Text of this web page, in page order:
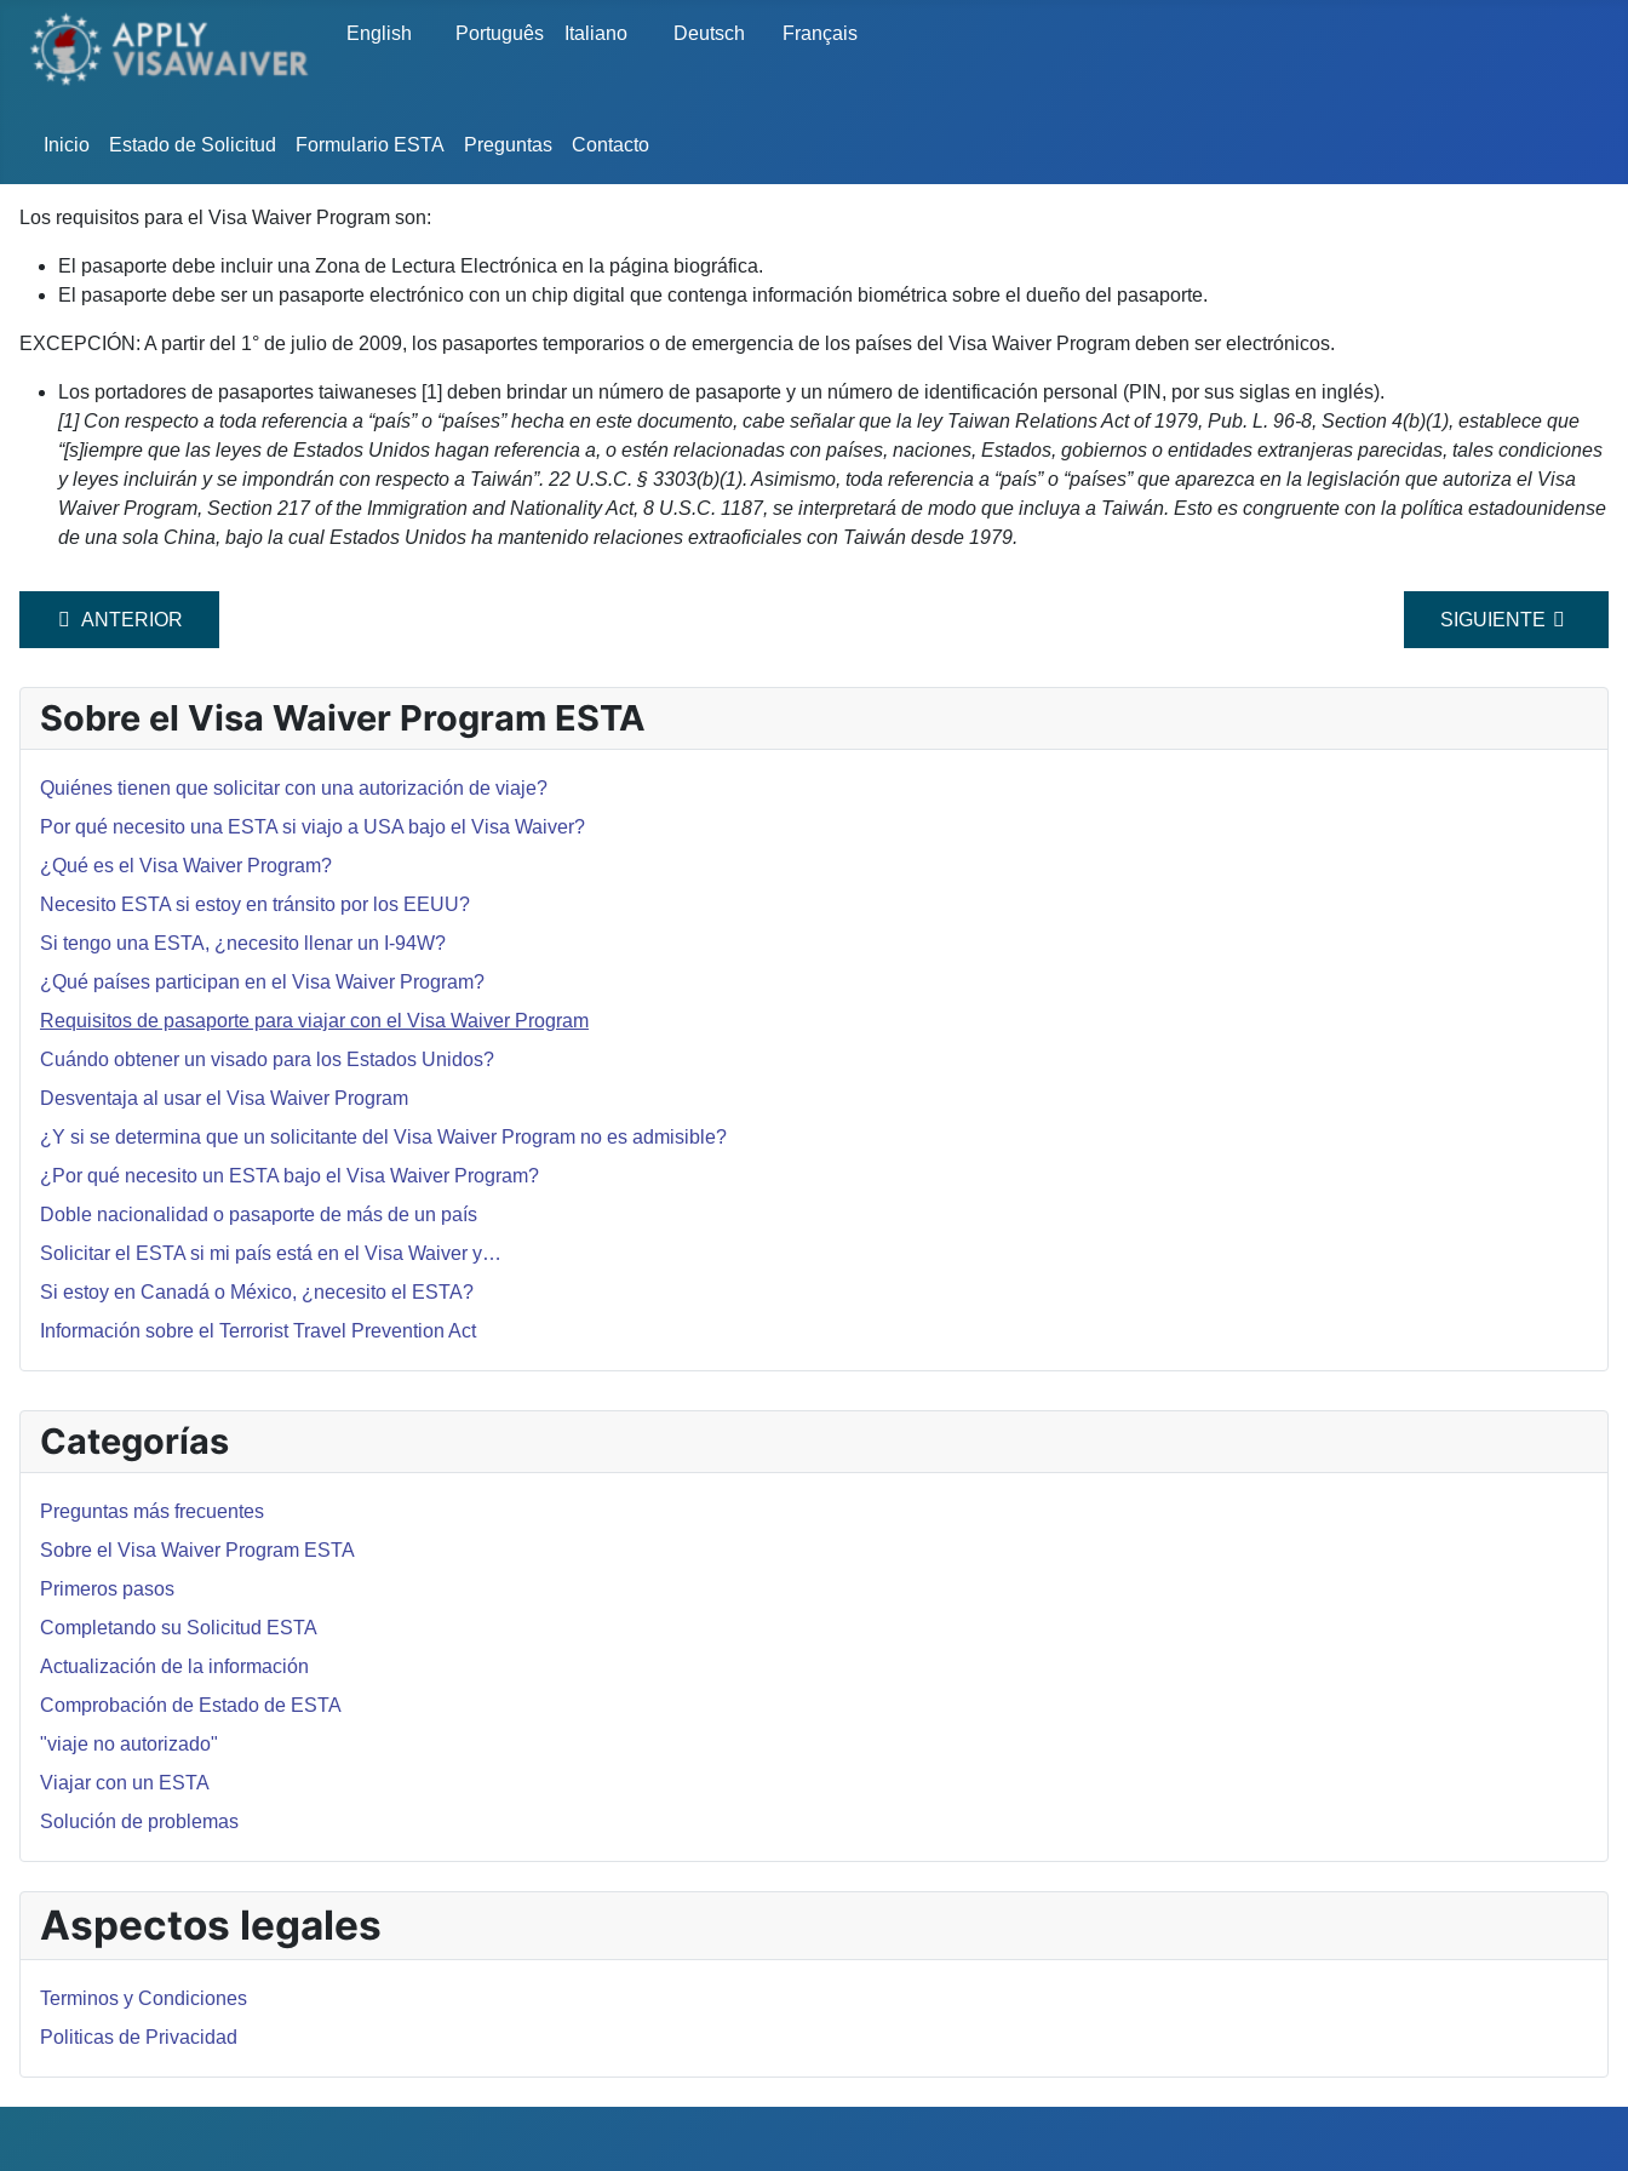
Seleccione su idioma
English Português Italiano Deutsch Français
Inicio Estado de Solicitud Formulario ESTA Preguntas Contacto
Categorías
Preguntas más frecuentes
Sobre el Visa Waiver Program ESTA
Primeros pasos
Completando su Solicitud ESTA
Actualización de la información
Comprobación de Estado de ESTA
"viaje no autorizado"
Viajar con un ESTA
Solución de problemas
Los requisitos para el Visa Waiver Program son:
El pasaporte debe incluir una Zona de Lectura Electrónica en la página biográfica.
El pasaporte debe ser un pasaporte electrónico con un chip digital que contenga información biométrica sobre el dueño del pasaporte.
EXCEPCIÓN: A partir del 1° de julio de 2009, los pasaportes temporarios o de emergencia de los países del Visa Waiver Program deben ser electrónicos.
Los portadores de pasaportes taiwaneses [1] deben brindar un número de pasaporte y un número de identificación personal (PIN, por sus siglas en inglés).
[1] Con respecto a toda referencia a “país” o “países” hecha en este documento, cabe señalar que la ley Taiwan Relations Act of 1979, Pub. L. 96-8, Section 4(b)(1), establece que
“[s]iempre que las leyes de Estados Unidos hagan referencia a, o estén relacionadas con países, naciones, Estados, gobiernos o entidades extranjeras parecidas, tales condiciones
y leyes incluirán y se impondrán con respecto a Taiwán”. 22 U.S.C. § 3303(b)(1). Asimismo, toda referencia a “país” o “países” que aparezca en la legislación que autoriza el Visa
Waiver Program, Section 217 of the Immigration and Nationality Act, 8 U.S.C. 1187, se interpretará de modo que incluya a Taiwán. Esto es congruente con la política estadounidense
de una sola China, bajo la cual Estados Unidos ha mantenido relaciones extraoficiales con Taiwán desde 1979.
ARTÍCULO ANTERIOR: ¿QUÉ PAÍSES PARTICIPAN EN EL VISA WAIVER PROGRAM?
ANTERIOR ARTÍCULO
SIGUIENTE
Sobre el Visa Waiver Program ESTA
Quiénes tienen que solicitar con una autorización de viaje?
Por qué necesito una ESTA si viajo a USA bajo el Visa Waiver?
¿Qué es el Visa Waiver Program?
Necesito ESTA si estoy en tránsito por los EEUU?
Si tengo una ESTA, ¿necesito llenar un I-94W?
¿Qué países participan en el Visa Waiver Program?
Requisitos de pasaporte para viajar con el Visa Waiver Program
Cuándo obtener un visado para los Estados Unidos?
Desventaja al usar el Visa Waiver Program
¿Y si se determina que un solicitante del Visa Waiver Program no es admisible?
¿Por qué necesito un ESTA bajo el Visa Waiver Program?
Doble nacionalidad o pasaporte de más de un país
Solicitar el ESTA si mi país está en el Visa Waiver y…
Si estoy en Canadá o México, ¿necesito el ESTA?
Información sobre el Terrorist Travel Prevention Act
Aspectos legales
Terminos y Condiciones
Politicas de Privacidad